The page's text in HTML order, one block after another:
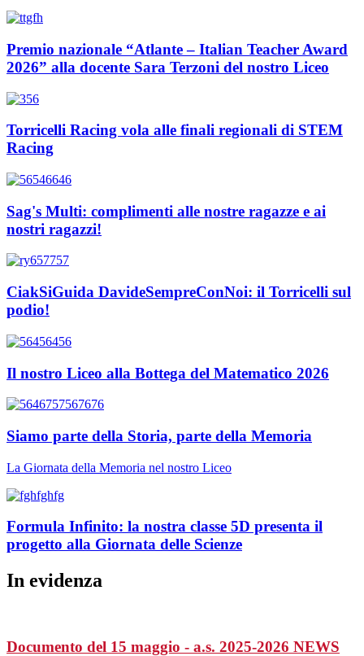
Premio nazionale “Atlante – Italian Teacher Award
2026” alla docente Sara Terzoni del nostro Liceo
Torricelli Racing vola alle finali regionali di STEM
Racing
Sag's Multi: complimenti alle nostre ragazze e ai
nostri ragazzi!
CiakSiGuida DavideSempreConNoi: il Torricelli sul
podio!
Il nostro Liceo alla Bottega del Matematico 2026
Siamo parte della Storia, parte della Memoria
La Giornata della Memoria nel nostro Liceo
Formula Infinito: la nostra classe 5D presenta il
progetto alla Giornata delle Scienze
In evidenza
Documento del 15 maggio - a.s. 2025-2026 NEWS